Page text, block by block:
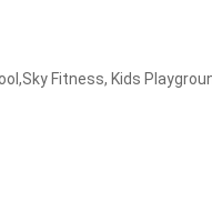
Fitness, Kids